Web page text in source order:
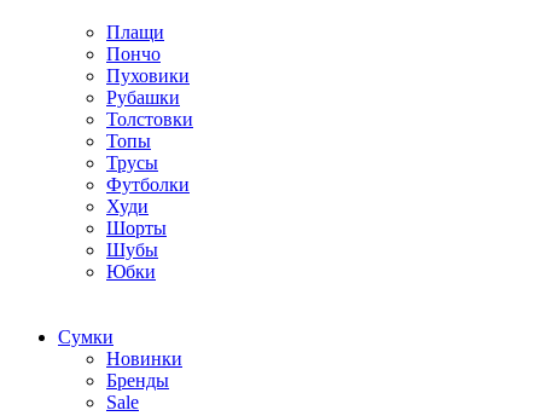
Плащи
Пончо
Пуховики
Рубашки
Толстовки
Топы
Трусы
Футболки
Худи
Шорты
Шубы
Юбки
Cумки
Новинки
Бренды
Sale